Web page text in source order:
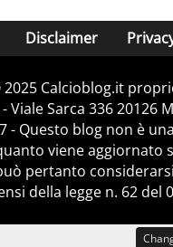
Disclaimer
Calcioblog.it
Viale Sarca 336 20126
- Questo blog non è
viene aggiornato
pertanto
della legge n. 62 del